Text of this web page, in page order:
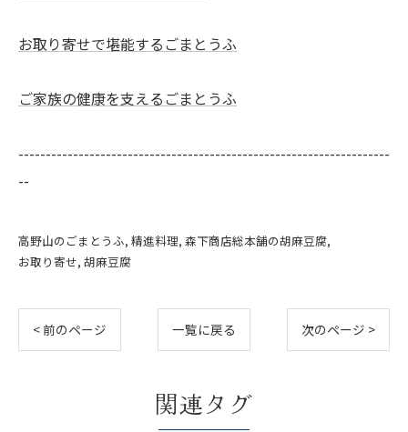
お取り寄せで堪能するごまとうふ
ご家族の健康を支えるごまとうふ
--------------------------------------------------------------------
--
高野山のごまとうふ 精進料理 森下商店総本舗の胡麻豆腐
お取り寄せ 胡麻豆腐
< 前のページ 一覧に戻る 次のページ >
関連タグ